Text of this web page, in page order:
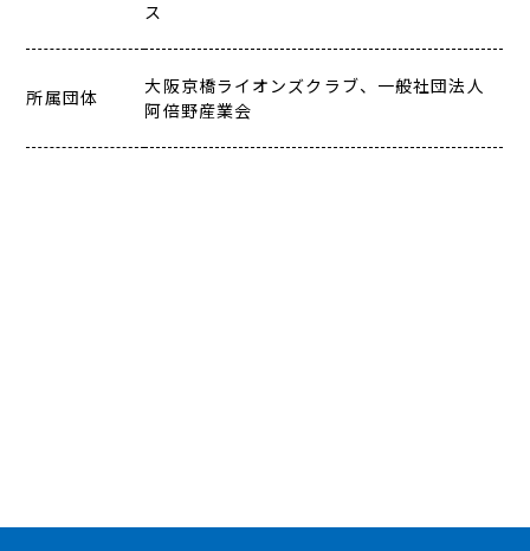
ス
所属団体
大阪京橋ライオンズクラブ、一般社団法人
阿倍野産業会